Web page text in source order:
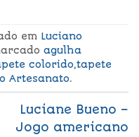
em Luciano
agulha
colorido,tapete
Artesanato.
Luciane Bueno –
Jogo americano